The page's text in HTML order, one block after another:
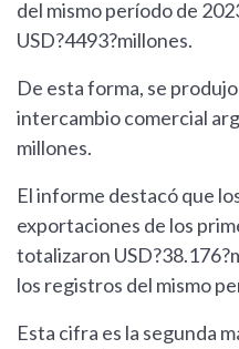
del mismo período de
USD?4493?millones.
De esta forma, se
intercambio comercial
millones.
El informe destacó que
exportaciones de los
totalizaron
los registros del mismo
Esta cifra es la segunda